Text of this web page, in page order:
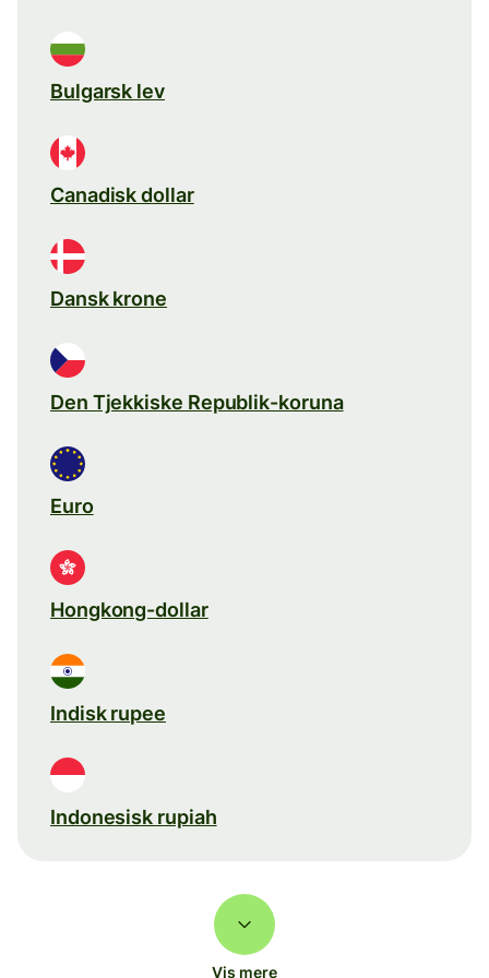
Bulgarsk lev
Canadisk dollar
Dansk krone
Den Tjekkiske Republik-koruna
Euro
Hongkong-dollar
Indisk rupee
Indonesisk rupiah
Vis mere